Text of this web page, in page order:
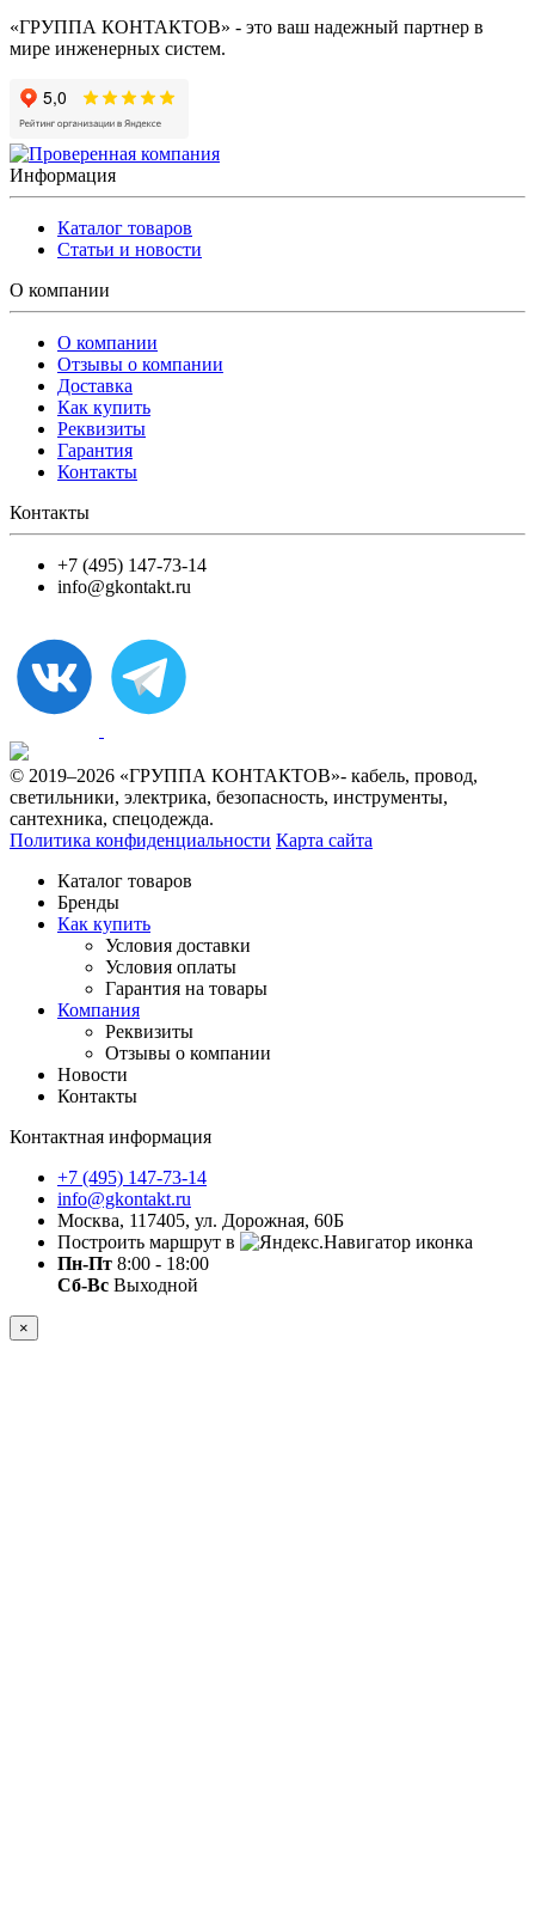
«ГРУППА КОНТАКТОВ» - это ваш надежный партнер в
мире инженерных систем.
Информация
Каталог товаров
Статьи и новости
О компании
О компании
Отзывы о компании
Доставка
Как купить
Реквизиты
Гарантия
Контакты
Контакты
+7 (495) 147-73-14
info@gkontakt.ru
© 2019–2026 «ГРУППА КОНТАКТОВ»- кабель, провод,
светильники, электрика, безопасность, инструменты,
сантехника, спецодежда.
Политика конфиденциальности Карта сайта
Каталог товаров
Бренды
Как купить
Условия доставки
Условия оплаты
Гарантия на товары
Компания
Реквизиты
Отзывы о компании
Новости
Контакты
Контактная информация
+7 (495) 147-73-14
info@gkontakt.ru
Москва, 117405, ул. Дорожная, 60Б
Построить маршрут в
Пн-Пт 8:00 - 18:00
Сб-Вс Выходной
×